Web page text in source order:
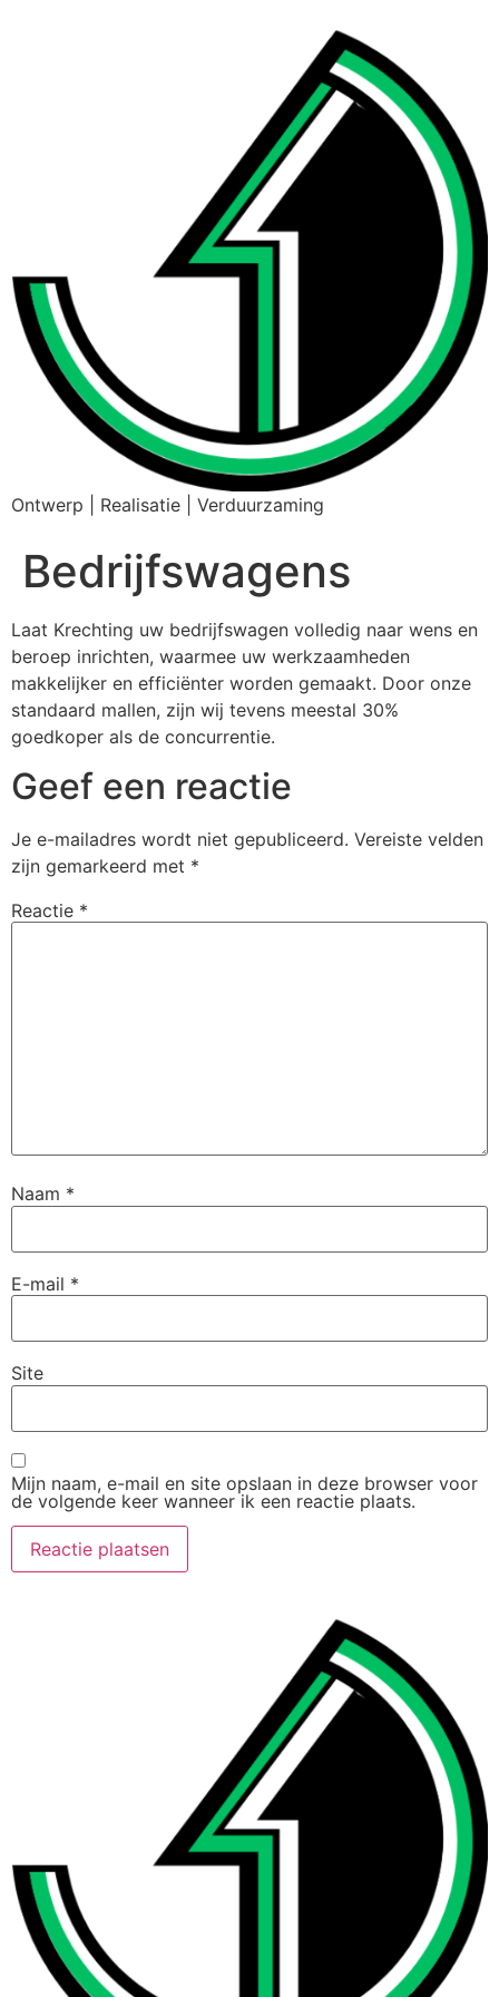
Ontwerp | Realisatie | Verduurzaming
Bedrijfswagens
Laat Krechting uw bedrijfswagen volledig naar wens en
beroep inrichten, waarmee uw werkzaamheden
makkelijker en efficiënter worden gemaakt. Door onze
standaard mallen, zijn wij tevens meestal 30%
goedkoper als de concurrentie.
Geef een reactie
Je e-mailadres wordt niet gepubliceerd. Vereiste velden
zijn gemarkeerd met *
Reactie *
Naam *
E-mail *
Site
Mijn naam, e-mail en site opslaan in deze browser voor
de volgende keer wanneer ik een reactie plaats.